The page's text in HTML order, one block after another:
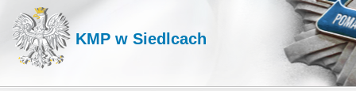
KMP w Siedlcach